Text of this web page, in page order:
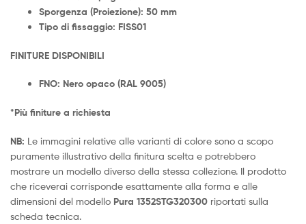
Sporgenza (Proiezione): 50 mm
Tipo di fissaggio: FISS01
FINITURE DISPONIBILI
FNO: Nero opaco (RAL 9005)
*Più finiture a richiesta
NB: Le immagini relative alle varianti di colore sono a scopo
puramente illustrativo della finitura scelta e potrebbero
mostrare un modello diverso della stessa collezione. Il prodotto
che riceverai corrisponde esattamente alla forma e alle
dimensioni del modello Pura 1352STG320300 riportati sulla
scheda tecnica.